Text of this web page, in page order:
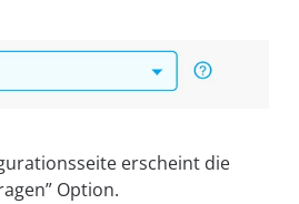
erscheint die
Option.